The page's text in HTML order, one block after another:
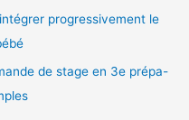
progressivement le
de stage en 3e prépa-